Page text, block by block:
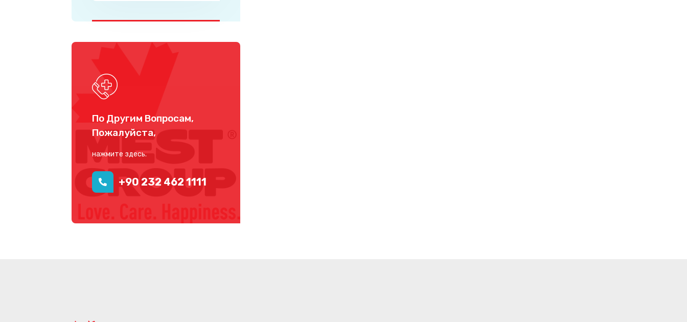
По Другим Вопросам,
Пожалуйста,
нажмите здесь.
+90 232 462 1111